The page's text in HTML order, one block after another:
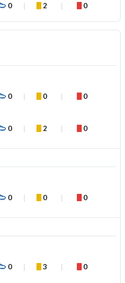
0 2 0
0 0 0
0 2 0
0 0 0
0 3 0